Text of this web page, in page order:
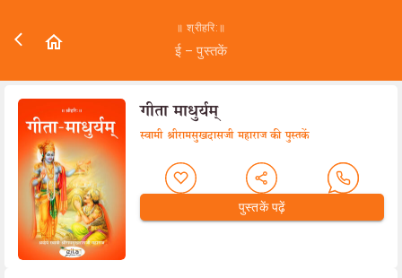
॥ श्रीहरि:॥
ई – पुस्तकें
गीता माधुर्यम्
स्वामी श्रीरामसुखदासजी महाराज की पुस्तकें
पुस्तकें पढ़ें